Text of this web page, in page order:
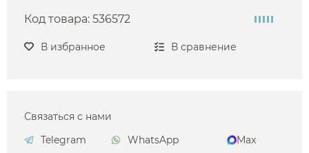
Код товара: 536572
В избранное В сравнение
Связаться с нами
Telegram
WhatsApp Max